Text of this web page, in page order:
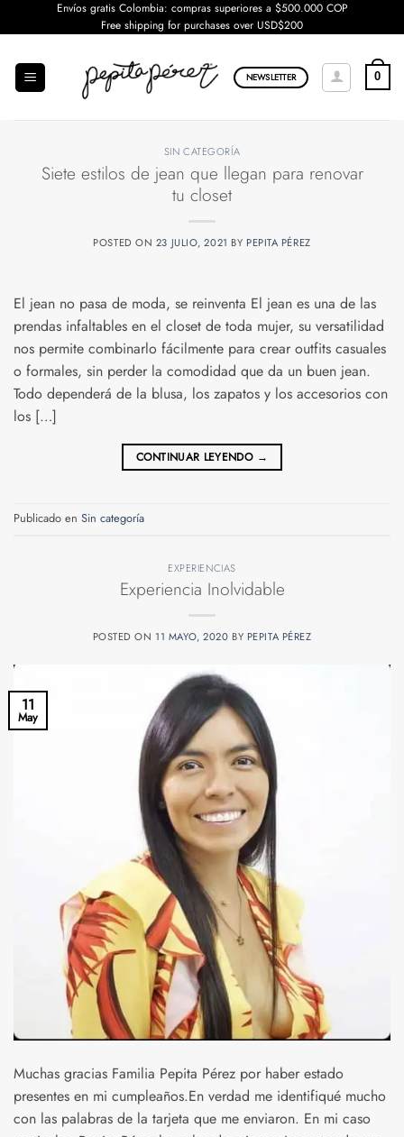
al
Envíos gratis Colombia: compras superiores a $500.000 COP
Free shipping for purchases over USD$200
NEWSLETTER 0
SIN CATEGORÍA
Siete estilos de jean que llegan para renovar
tu closet
POSTED ON 23 JULIO, 2021 BY PEPITA PÉREZ
El jean no pasa de moda, se reinventa El jean es una de las
prendas infaltables en el closet de toda mujer, su versatilidad
nos permite combinarlo fácilmente para crear outfits casuales
o formales, sin perder la comodidad que da un buen jean.
Todo dependerá de la blusa, los zapatos y los accesorios con
los […]
CONTINUAR LEYENDO →
Publicado en Sin categoría
EXPERIENCIAS
Experiencia Inolvidable
POSTED ON 11 MAYO, 2020 BY PEPITA PÉREZ
11
May
Muchas gracias Familia Pepita Pérez por haber estado
presentes en mi cumpleaños.En verdad me identifiqué mucho
con las palabras de la tarjeta que me enviaron. En mi caso